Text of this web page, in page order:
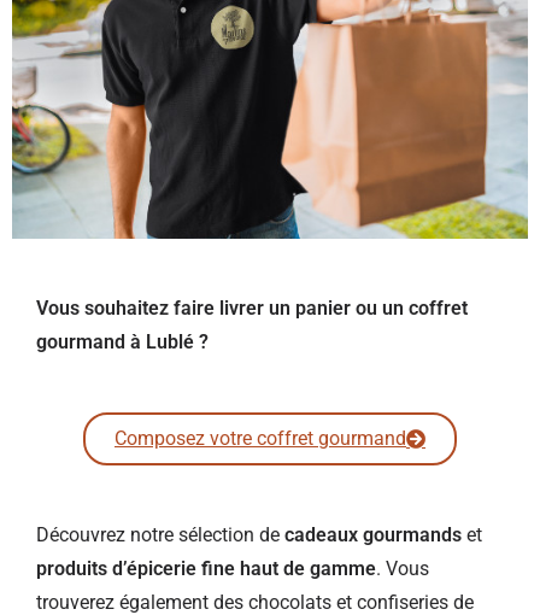
Vous souhaitez faire livrer un panier ou un coffret
gourmand à Lublé ?
Composez votre coffret gourmand
Découvrez notre sélection de cadeaux gourmands et
produits d’épicerie fine haut de gamme. Vous
trouverez également des chocolats et confiseries de